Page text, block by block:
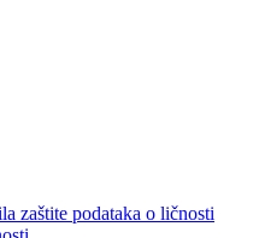
zaštite podataka o ličnosti